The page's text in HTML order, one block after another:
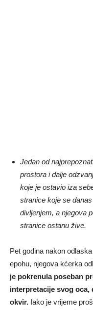
Jedan od
prostora i dalje
koje je ostavio iza
stranice koje se
divljenjem, a njegova
stranice ostanu žive.
Pet godina nakon
epohu, njegova kćerka
je pokrenula poseban
interpretacije svog
okvir. Iako je vrijeme